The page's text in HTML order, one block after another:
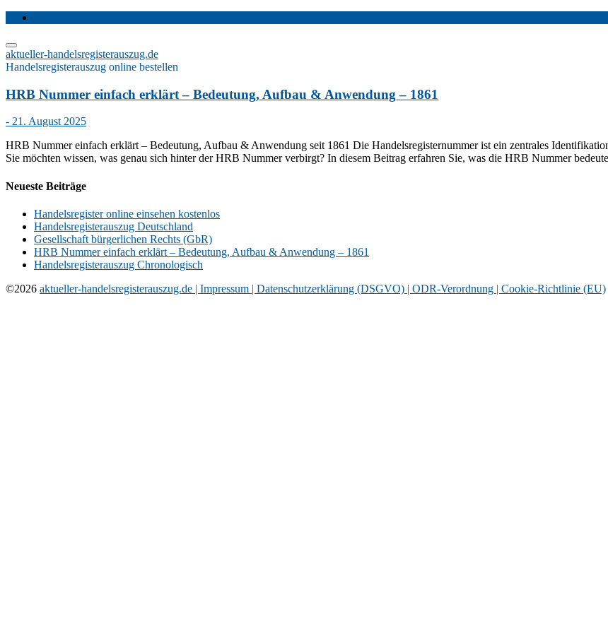
aktueller-handelsregisterauszug.de
Handelsregisterauszug online bestellen
HRB Nummer einfach erklärt – Bedeutung, Aufbau & Anwendung – 1861
- 21. August 2025
HRB Nummer einfach erklärt – Bedeutung, Aufbau & Anwendung seit 1861 Die Handelsregisternummer ist ein zentrales
Sie möchten wissen, was genau sich hinter der HRB Nummer verbirgt? In diesem Beitrag erfahren Sie, was die HRB Nummer
Neueste Beiträge
Handelsregister online einsehen kostenlos
Handelsregisterauszug Deutschland
Gesellschaft bürgerlichen Rechts (GbR)
HRB Nummer einfach erklärt – Bedeutung, Aufbau & Anwendung – 1861
Handelsregisterauszug Chronologisch
©2026 aktueller-handelsregisterauszug.de | Impressum | Datenschutzerklärung (DSGVO) | ODR-Verordnung | Cookie-Richtlinie (EU)